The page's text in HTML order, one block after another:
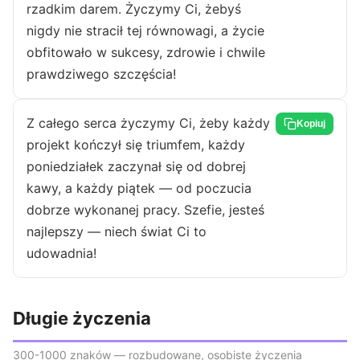
rzadkim darem. Życzymy Ci, żebyś
nigdy nie stracił tej równowagi, a życie
obfitowało w sukcesy, zdrowie i chwile
prawdziwego szczęścia!
Z całego serca życzymy Ci, żeby każdy
projekt kończył się triumfem, każdy
poniedziałek zaczynał się od dobrej
kawy, a każdy piątek — od poczucia
dobrze wykonanej pracy. Szefie, jesteś
najlepszy — niech świat Ci to
udowadnia!
Kopiuj
Długie życzenia
300-1000 znaków — rozbudowane, osobiste życzenia